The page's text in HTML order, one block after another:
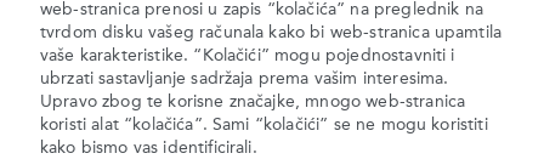
web-stranica prenosi u zapis “kolačića” na preglednik na
tvrdom disku vašeg računala kako bi web-stranica upamtila
vaše karakteristike. “Kolačići” mogu pojednostavniti i
ubrzati sastavljanje sadržaja prema vašim interesima.
Upravo zbog te korisne značajke, mnogo web-stranica
koristi alat “kolačića”. Sami “kolačići” se ne mogu koristiti
kako bismo vas identificirali.